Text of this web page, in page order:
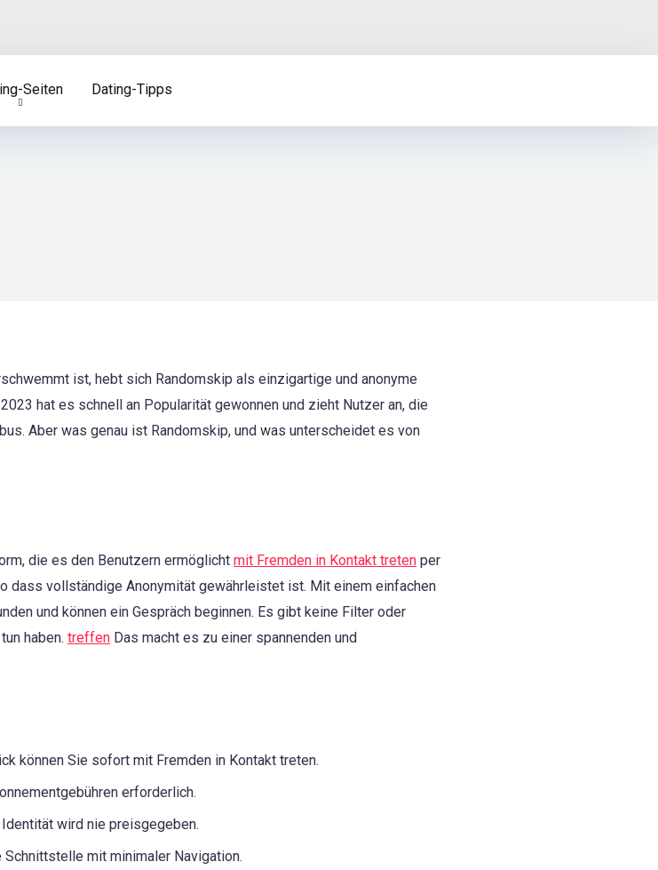
Seiten Dating-Tipps
ist, hebt sich Randomskip als einzigartige und anonyme
hat es schnell an Popularität gewonnen und zieht Nutzer an, die
Aber was genau ist Randomskip, und was unterscheidet es von
die es den Benutzern ermöglicht mit Fremden in Kontakt treten per
dass vollständige Anonymität gewährleistet ist. Mit einem einfachen
und können ein Gespräch beginnen. Es gibt keine Filter oder
haben. treffen Das macht es zu einer spannenden und
können Sie sofort mit Fremden in Kontakt treten.
erforderlich.
wird nie preisgegeben.
Schnittstelle mit minimaler Navigation.